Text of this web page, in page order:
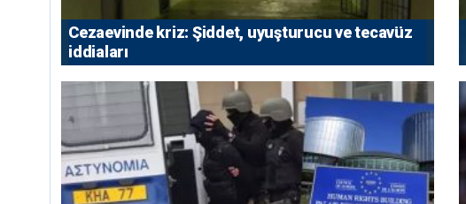
Cezaevinde kriz: Şiddet, uyuşturucu ve tecavüz
iddiaları